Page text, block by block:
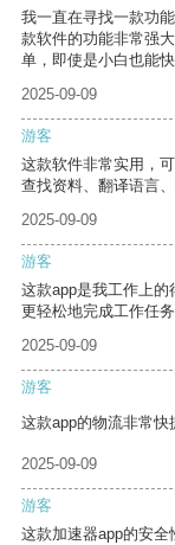
我一直在寻找一款功
款软件的功能非常强
单，即使是小白也能快
2025-09-09
游客
这款软件非常实用，
查找资料、翻译语言、
2025-09-09
游客
这款app是我工作上
更轻松地完成工作任务
2025-09-09
游客
这款app的物流非常快
2025-09-09
游客
这款加速器app的安